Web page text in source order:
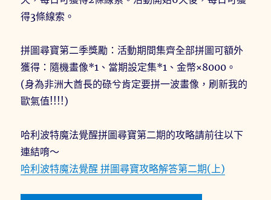
得3條線索。
拼圖尋寶第二季獎勵：活動期間集齊全部拼圖可額外
獲得：隨機畫像*1、當期設定集*1、金幣×8000。
(身為非洲大酋長的碌兮肯定要拼一波畫像，刷新我的
歐氣值!!!!)
哈利波特魔法覺醒拼圖尋寶第二期的攻略請前往以下
連結唷～
哈利波特魔法覺醒 拼圖尋寶攻略解答第二期(上)